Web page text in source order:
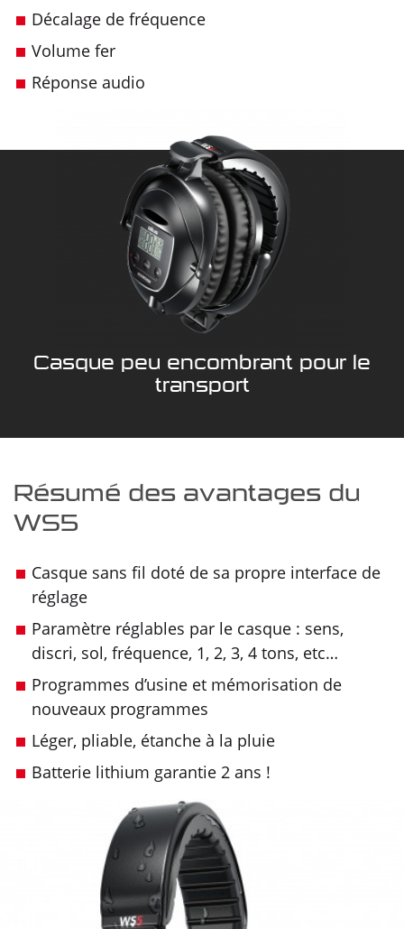
Décalage de fréquence
Volume fer
Réponse audio
Casque peu encombrant pour le
transport
Résumé des avantages du
WS5
Casque sans fil doté de sa propre interface de
réglage
Paramètre réglables par le casque : sens,
discri, sol, fréquence, 1, 2, 3, 4 tons, etc…
Programmes d’usine et mémorisation de
nouveaux programmes
Léger, pliable, étanche à la pluie
Batterie lithium garantie 2 ans !